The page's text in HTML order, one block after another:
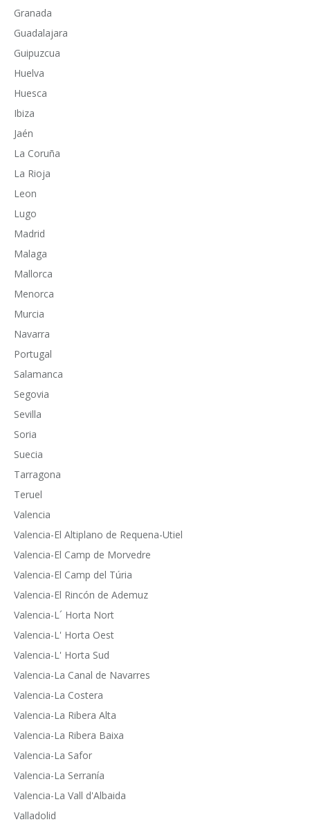
Granada
Guadalajara
Guipuzcua
Huelva
Huesca
Ibiza
Jaén
La Coruña
La Rioja
Leon
Lugo
Madrid
Malaga
Mallorca
Menorca
Murcia
Navarra
Portugal
Salamanca
Segovia
Sevilla
Soria
Suecia
Tarragona
Teruel
Valencia
Valencia-El Altiplano de Requena-Utiel
Valencia-El Camp de Morvedre
Valencia-El Camp del Túria
Valencia-El Rincón de Ademuz
Valencia-L´ Horta Nort
Valencia-L' Horta Oest
Valencia-L' Horta Sud
Valencia-La Canal de Navarres
Valencia-La Costera
Valencia-La Ribera Alta
Valencia-La Ribera Baixa
Valencia-La Safor
Valencia-La Serranía
Valencia-La Vall d'Albaida
Valladolid